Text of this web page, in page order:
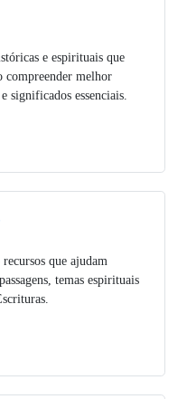
e espirituais que
compreender melhor
significados essenciais.
que ajudam
temas espirituais